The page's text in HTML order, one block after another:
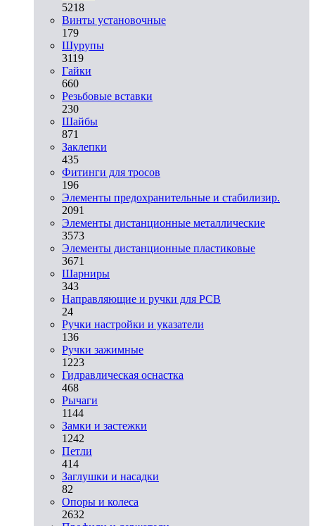
5218
Винты установочные
179
Шурупы
3119
Гайки
660
Резьбовые вставки
230
Шайбы
871
Заклепки
435
Фитинги для тросов
196
Элементы предохранительные и стабилизир.
2091
Элементы дистанционные металлические
3573
Элементы дистанционные пластиковые
3671
Шарниры
343
Направляющие и ручки для PCB
24
Ручки настройки и указатели
136
Ручки зажимные
1223
Гидравлическая оснастка
468
Рычаги
1144
Замки и застежки
1242
Петли
414
Заглушки и насадки
82
Опоры и колеса
2632